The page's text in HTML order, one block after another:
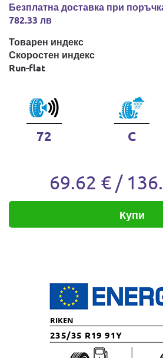
Безплатна доставка при
782.33 лв
Товарен индекс
Скоростен индекс
Run-flat
72 C
69.62 € /
Купи
RIKEN
235/35 R19 91Y